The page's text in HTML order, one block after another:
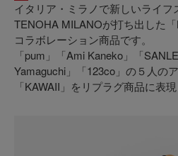
イタリア・ミラノで新しいライフ
TENOHA MILANOが打ち出した
コラボレーション商品です。
「pum」「Ami Kaneko」「
Yamaguchi」「123co」の５人の
「KAWAII」をリプラグ商品に表現